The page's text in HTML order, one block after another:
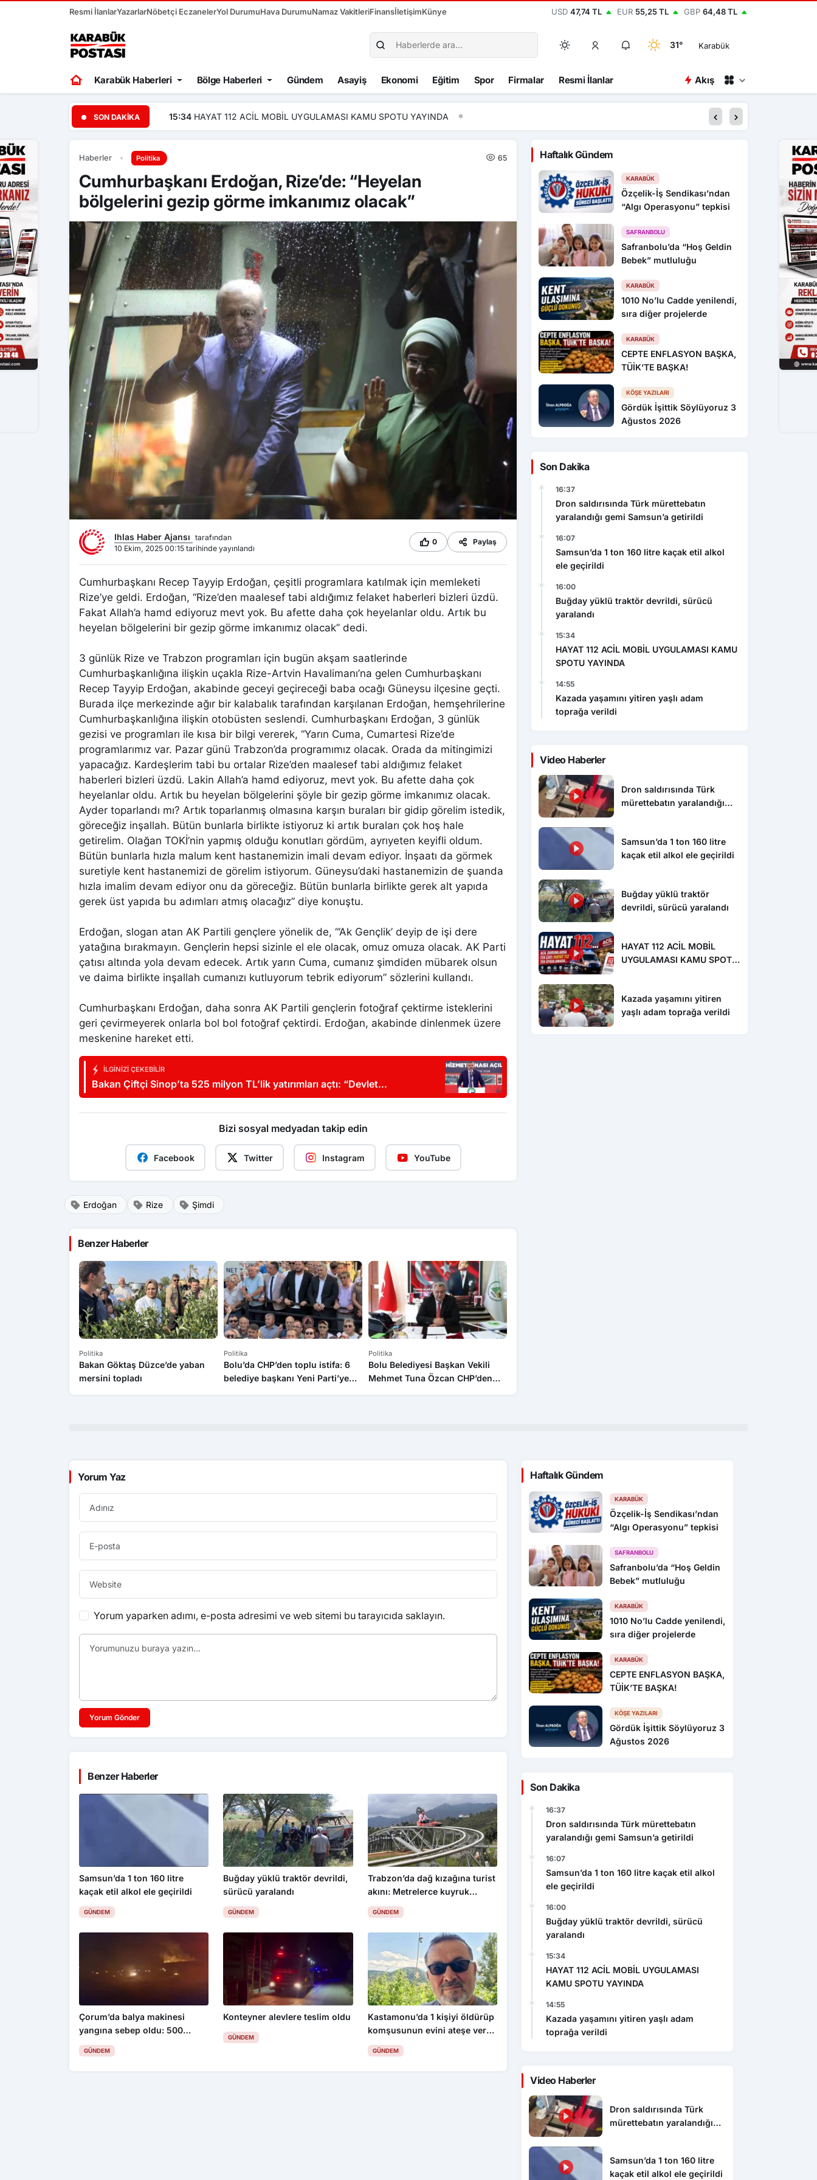
Resmi İlanlarYazarlarNöbetçi EczanelerYol DurumuHava DurumuNamaz VakitleriFinansİletişimKünye USD 47,74 TL EUR 55,25 TL GBP 64,48 TL
31° Karabük
Karabük Haberleri Bölge Haberleri Gündem Asayiş Ekonomi Eğitim Spor Firmalar Resmi İlanlar Akış
SON DAKIKA 15:34 HAYAT 112 ACİL MOBİL UYGULAMASI KAMU SPOTU YAYINDA 14:55 Kazada yaşamını
Haberler Politika 65
Cumhurbaşkanı Erdoğan, Rize’de: “Heyelan
bölgelerini gezip görme imkanımız olacak”
Ihlas Haber Ajansı tarafından
10 Ekim, 2025 00:15 tarihinde yayınlandı
0 Paylaş
Cumhurbaşkanı Recep Tayyip Erdoğan, çeşitli programlara katılmak için memleketi
Rize’ye geldi. Erdoğan, “Rize’den maalesef tabi aldığımız felaket haberleri bizleri üzdü.
Fakat Allah’a hamd ediyoruz mevt yok. Bu afette daha çok heyelanlar oldu. Artık bu
heyelan bölgelerini bir gezip görme imkanımız olacak” dedi.
3 günlük Rize ve Trabzon programları için bugün akşam saatlerinde
Cumhurbaşkanlığına ilişkin uçakla Rize-Artvin Havalimanı’na gelen Cumhurbaşkanı
Recep Tayyip Erdoğan, akabinde geceyi geçireceği baba ocağı Güneysu ilçesine geçti.
Burada ilçe merkezinde ağır bir kalabalık tarafından karşılanan Erdoğan, hemşehrilerine
Cumhurbaşkanlığına ilişkin otobüsten seslendi. Cumhurbaşkanı Erdoğan, 3 günlük
gezisi ve programları ile kısa bir bilgi vererek, “Yarın Cuma, Cumartesi Rize’de
programlarımız var. Pazar günü Trabzon’da programımız olacak. Orada da mitingimizi
yapacağız. Kardeşlerim tabi bu ortalar Rize’den maalesef tabi aldığımız felaket
haberleri bizleri üzdü. Lakin Allah’a hamd ediyoruz, mevt yok. Bu afette daha çok
heyelanlar oldu. Artık bu heyelan bölgelerini şöyle bir gezip görme imkanımız olacak.
Ayder toparlandı mı? Artık toparlanmış olmasına karşın buraları bir gidip görelim istedik,
göreceğiz inşallah. Bütün bunlarla birlikte istiyoruz ki artık buraları çok hoş hale
getirelim. Olağan TOKİ’nin yapmış olduğu konutları gördüm, ayrıyeten keyifli oldum.
Bütün bunlarla hızla malum kent hastanemizin imali devam ediyor. İnşaatı da görmek
suretiyle kent hastanemizi de görelim istiyorum. Güneysu’daki hastanemizin de şuanda
hızla imalim devam ediyor onu da göreceğiz. Bütün bunlarla birlikte gerek alt yapıda
gerek üst yapıda bu adımları atmış olacağız” diye konuştu.
Erdoğan, slogan atan AK Partili gençlere yönelik de, “‘Ak Gençlik’ deyip de işi dere
yatağına bırakmayın. Gençlerin hepsi sizinle el ele olacak, omuz omuza olacak. AK Parti
çatısı altında yola devam edecek. Artık yarın Cuma, cumanız şimdiden mübarek olsun
ve daima birlikte inşallah cumanızı kutluyorum tebrik ediyorum” sözlerini kullandı.
Cumhurbaşkanı Erdoğan, daha sonra AK Partili gençlerin fotoğraf çektirme isteklerini
geri çevirmeyerek onlarla bol bol fotoğraf çektirdi. Erdoğan, akabinde dinlenmek üzere
meskenine hareket etti.
İLGINIZI ÇEKEBILIR
Bakan Çiftçi Sinop’ta 525 milyon TL’lik yatırımları açtı: “Devlet
vatandaşına daha hızlı ulaşacak”
Bizi sosyal medyadan takip edin
Facebook Twitter Instagram YouTube
Erdoğan Rize Şimdi
Benzer Haberler
Politika
Bakan Göktaş Düzce’de yaban
mersini topladı
Politika
Bolu’da CHP’den toplu istifa: 6
belediye başkanı Yeni Parti’ye
Politika
Bolu Belediyesi Başkan Vekili
Mehmet Tuna Özcan CHP’den
Haftalık Gündem
KARABÜK
Özçelik-İş Sendikası’ndan
“Algı Operasyonu” tepkisi
SAFRANBOLU
Safranbolu’da “Hoş Geldin
Bebek” mutluluğu
KARABÜK
1010 No’lu Cadde yenilendi,
sıra diğer projelerde
KARABÜK
CEPTE ENFLASYON BAŞKA,
TÜİK’TE BAŞKA!
KÖŞE YAZILARI
Gördük İşittik Söylüyoruz 3
Ağustos 2026
Son Dakika
16:37
Dron saldırısında Türk mürettebatın
yaralandığı gemi Samsun’a getirildi
16:07
Samsun’da 1 ton 160 litre kaçak etil alkol
ele geçirildi
16:00
Buğday yüklü traktör devrildi, sürücü
yaralandı
15:34
HAYAT 112 ACİL MOBİL UYGULAMASI KAMU
SPOTU YAYINDA
14:55
Kazada yaşamını yitiren yaşlı adam
toprağa verildi
Video Haberler
Dron saldırısında Türk
mürettebatın yaralandığı
Samsun’da 1 ton 160 litre
kaçak etil alkol ele geçirildi
Buğday yüklü traktör
devrildi, sürücü yaralandı
HAYAT 112 ACİL MOBİL
UYGULAMASI KAMU SPOTU
Kazada yaşamını yitiren
yaşlı adam toprağa verildi
Yorum Yaz
Yorum yaparken adımı, e-posta adresimi ve web sitemi bu tarayıcıda saklayın.
Yorum Gönder
Benzer Haberler
Samsun’da 1 ton 160 litre
kaçak etil alkol ele geçirildi
GÜNDEM
Buğday yüklü traktör devrildi,
sürücü yaralandı
GÜNDEM
Trabzon’da dağ kızağına turist
akını: Metrelerce kuyruk
oluşuyor
GÜNDEM
Çorum’da balya makinesi
yangına sebep oldu: 500
dönüm anız küle döndü
GÜNDEM
Konteyner alevlere teslim oldu
GÜNDEM
Kastamonu’da 1 kişiyi öldürüp
komşusunun evini ateşe veren
şahıs tutuklandı
GÜNDEM
Haftalık Gündem
KARABÜK
Özçelik-İş Sendikası’ndan
“Algı Operasyonu” tepkisi
SAFRANBOLU
Safranbolu’da “Hoş Geldin
Bebek” mutluluğu
KARABÜK
1010 No’lu Cadde yenilendi,
sıra diğer projelerde
KARABÜK
CEPTE ENFLASYON BAŞKA,
TÜİK’TE BAŞKA!
KÖŞE YAZILARI
Gördük İşittik Söylüyoruz 3
Ağustos 2026
Son Dakika
16:37
Dron saldırısında Türk mürettebatın
yaralandığı gemi Samsun’a getirildi
16:07
Samsun’da 1 ton 160 litre kaçak etil alkol
ele geçirildi
16:00
Buğday yüklü traktör devrildi, sürücü
yaralandı
15:34
HAYAT 112 ACİL MOBİL UYGULAMASI
KAMU SPOTU YAYINDA
14:55
Kazada yaşamını yitiren yaşlı adam
toprağa verildi
Video Haberler
Dron saldırısında Türk
mürettebatın yaralandığı
Samsun’da 1 ton 160 litre
kaçak etil alkol ele geçirildi